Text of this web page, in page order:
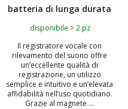
batteria di lunga durata
disponibile > 2 pz
Il registratore vocale con
rilevamento del suono offre
un’eccellente qualità di
registrazione, un utilizzo
semplice e intuitivo e un’elevata
affidabilità nell’uso quotidiano.
Grazie al magnete ...